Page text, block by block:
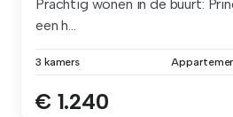
Prachtig wonen in de buurt:
een h...
3 kamers
€ 1.240